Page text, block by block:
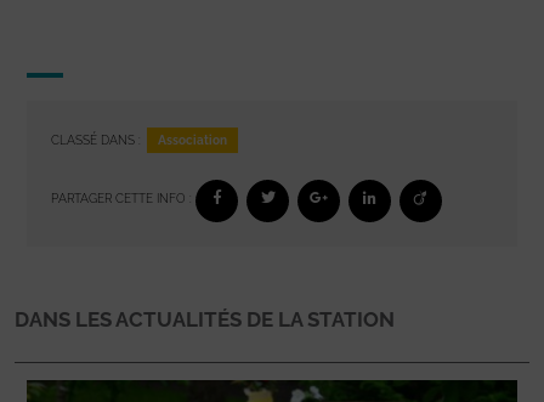
CLASSÉ DANS : Association
PARTAGER CETTE INFO :
DANS LES ACTUALITÉS DE LA STATION